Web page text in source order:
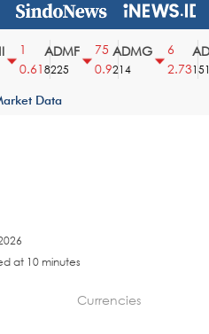
0.61
ADMF
8225
75
0.9
ADMG
214
2.731510
Data
at 10 minutes
Currencies